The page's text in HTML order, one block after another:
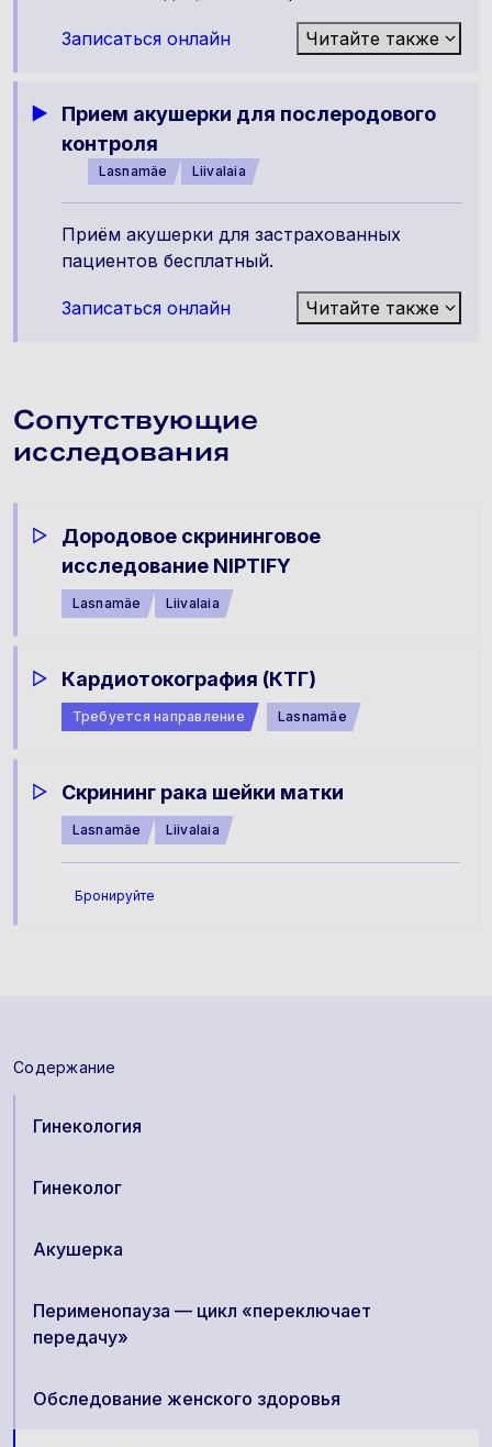
Содержание
Гинекология
Гинеколог
Акушерка
Перименопауза — цикл «переключает
передачу»
Oбследование женского здоровья
Записаться онлайн Читайте также
Прием акушерки для послеродового
контроля
Lasnamäe Liivalaia
Приём акушерки для застрахованных
пациентов бесплатный.
Записаться онлайн Читайте также
Сопутствующие
исследования
Дородовое скрининговое
исследование NIPTIFY
Lasnamäe Liivalaia
Кардиотокография (КТГ)
Требуется направление Lasnamäe
Скрининг рака шейки матки
Lasnamäe Liivalaia
Бронируйте